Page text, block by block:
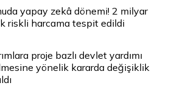
yapay zekâ dönemi! 2 milyar
riskli harcama tespit edildi
proje bazlı devlet yardımı
yönelik kararda değişiklik